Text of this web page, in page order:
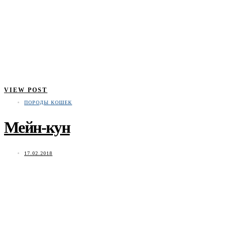
VIEW POST
ПОРОДЫ КОШЕК
Мейн-кун
17.02.2018